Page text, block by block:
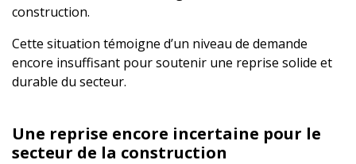
construction.
Cette situation témoigne d’un niveau de demande
encore insuffisant pour soutenir une reprise solide et
durable du secteur.
Une reprise encore incertaine pour le
secteur de la construction